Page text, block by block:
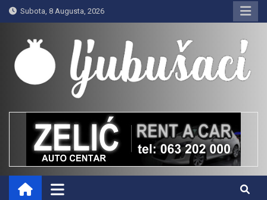
Skip
to
content
Subota, 8 Augusta, 2026
Ljubušaci
Svom voljenom gradu